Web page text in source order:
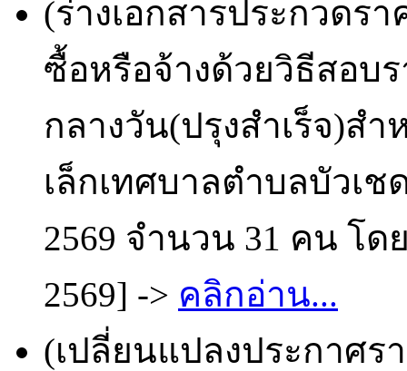
(ร่างเอกสารประกวดรา
ซื้อหรือจ้างด้วยวิธีสอบ
กลางวัน(ปรุงสำเร็จ)ส
เล็กเทศบาลตำบลบัวเ
2569 จำนวน 31 คน โด
2569] -> คลิกอ่าน...
(เปลี่ยนแปลงประกาศร